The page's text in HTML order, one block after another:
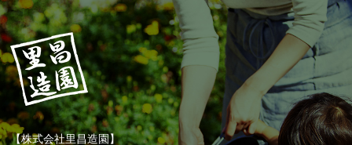
【株式会社里昌造園】